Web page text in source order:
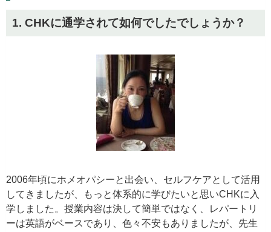
1. CHKに通学されて如何でしたでしょうか？
2006年頃にホメオパシーと出会い、セルフケアとして活用
してきましたが、もっと体系的に学びたいと思いCHKに入
学しました。授業内容は決して簡単ではなく、レパートリ
ーは英語がベースであり、色々不安もありましたが、先生